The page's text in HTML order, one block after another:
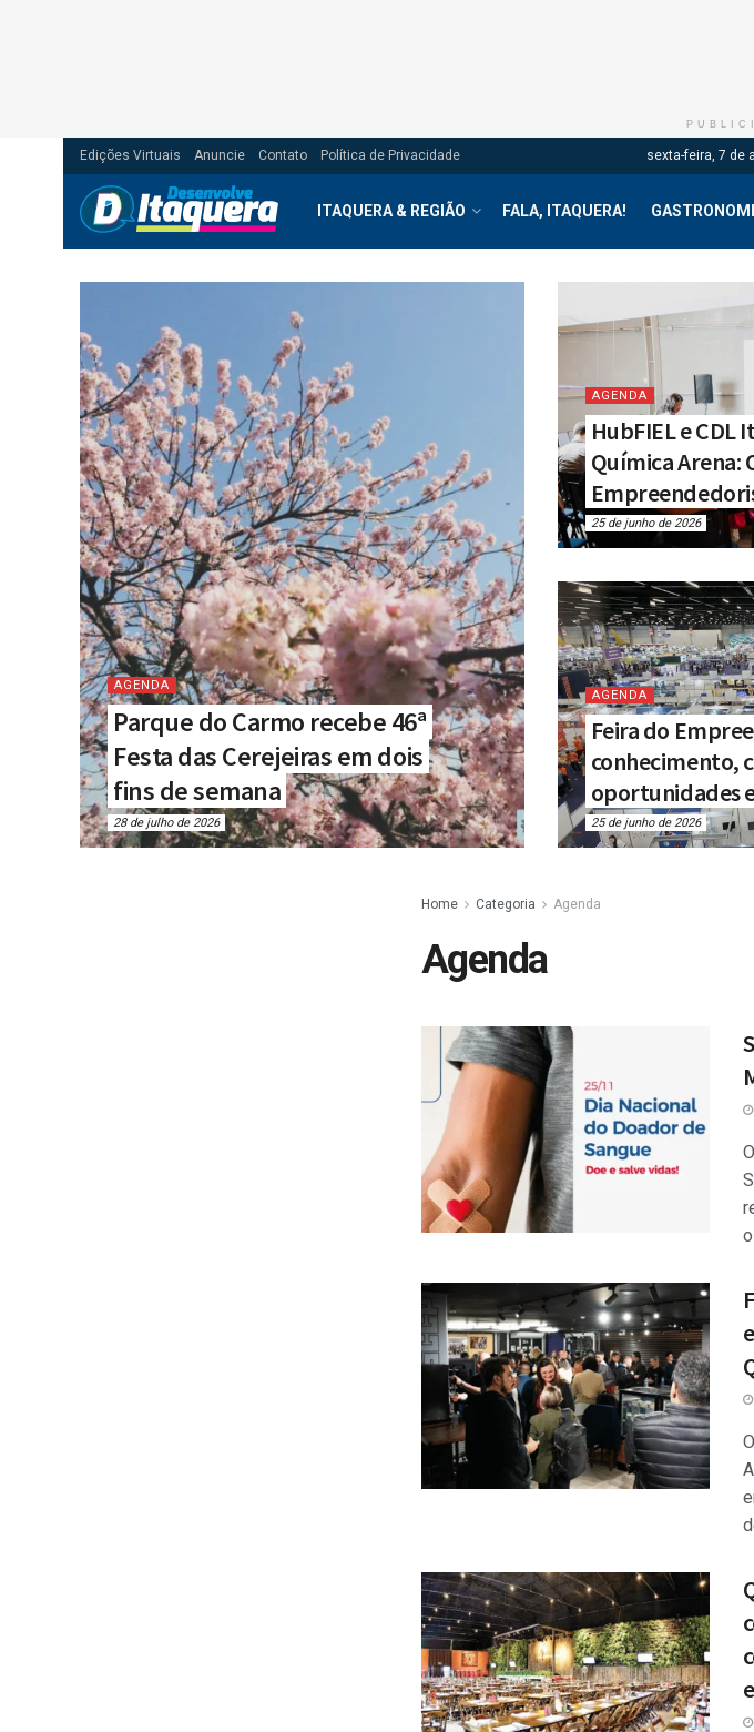
Edições Virtuais Anuncie Contato Política de Privacidade sexta-feira, 7 de
ITAQUERA & REGIÃO FALA, ITAQUERA!
AGENDA
Parque do Carmo recebe 46ª
Festa das Cerejeiras em dois
fins de semana
28 de julho de 2026
AGENDA
HubFIEL e CDL
Química Arena:
25 de junho de 2026
AGENDA
Feira do
conhecimento,
oportunidades
25 de junho de 2026
Home Categoria Agenda
Agenda